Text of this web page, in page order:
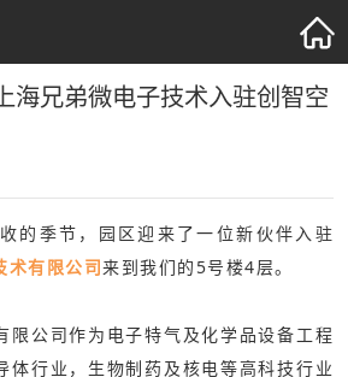
海兄弟微电子技术入驻创智空
的季节，园区迎来了一位新伙伴入驻
术有限公司来到我们的5号楼4层。
限公司作为电子特气及化学品设备工程
体行业，生物制药及核电等高科技行业